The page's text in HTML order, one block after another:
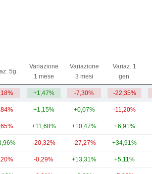
5g.
Variazione
1 mese
Variazione
3 mesi
Variaz. 1
gen.
+1,47% -7,30% -22,35%
+1,15% +0,07% -11,20%
+11,68% +10,47% +6,91%
-20,32% -27,27% +34,91%
-0,29% +13,31% +5,11%